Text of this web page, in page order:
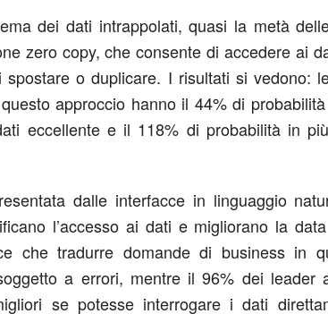
dei dati intrappolati, quasi la metà
zero copy, che consente di accedere ai
spostare o duplicare. I risultati si vedono:
approccio hanno il 44% di
eccellente e il 118% di probabilità in
dalle interfacce in linguaggio
l’accesso ai dati e migliorano la
che tradurre domande di business in
a errori, mentre il 96% dei leader
se potesse interrogare i dati